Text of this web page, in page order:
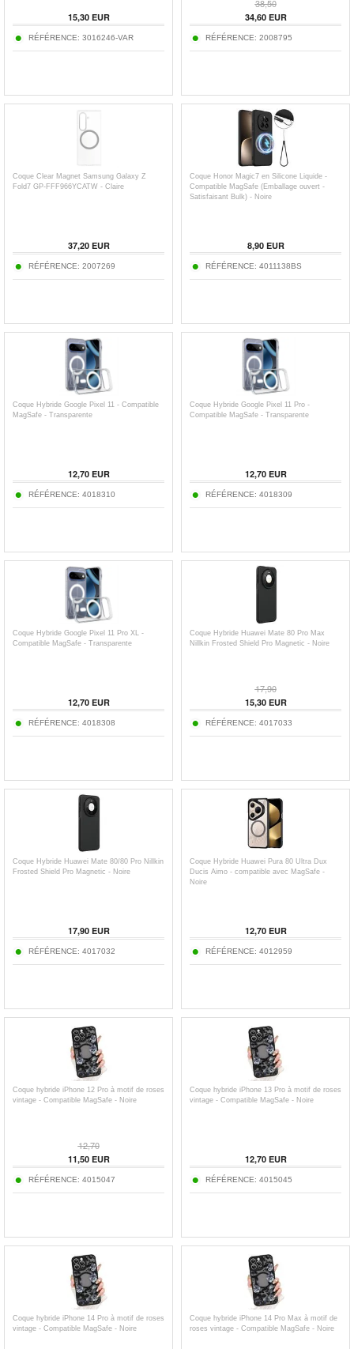
15,30EUR
RÉFÉRENCE: 3016246-VAR
38,50
34,60EUR
RÉFÉRENCE: 2008795
Coque Clear Magnet Samsung Galaxy Z
Fold7 GP-FFF966YCATW - Claire
37,20EUR
RÉFÉRENCE: 2007269
Coque Honor Magic7 en Silicone Liquide -
Compatible MagSafe (Emballage ouvert -
Satisfaisant Bulk) - Noire
8,90EUR
RÉFÉRENCE: 4011138BS
Coque Hybride Google Pixel 11 - Compatible
MagSafe - Transparente
12,70EUR
RÉFÉRENCE: 4018310
Coque Hybride Google Pixel 11 Pro -
Compatible MagSafe - Transparente
12,70EUR
RÉFÉRENCE: 4018309
Coque Hybride Google Pixel 11 Pro XL -
Compatible MagSafe - Transparente
12,70EUR
RÉFÉRENCE: 4018308
Coque Hybride Huawei Mate 80 Pro Max
Nillkin Frosted Shield Pro Magnetic - Noire
17,90
15,30EUR
RÉFÉRENCE: 4017033
Coque Hybride Huawei Mate 80/80 Pro Nillkin
Frosted Shield Pro Magnetic - Noire
17,90EUR
RÉFÉRENCE: 4017032
Coque Hybride Huawei Pura 80 Ultra Dux
Ducis Aimo - compatible avec MagSafe -
Noire
12,70EUR
RÉFÉRENCE: 4012959
Coque hybride iPhone 12 Pro à motif de roses
vintage - Compatible MagSafe - Noire
12,70
11,50EUR
RÉFÉRENCE: 4015047
Coque hybride iPhone 13 Pro à motif de roses
vintage - Compatible MagSafe - Noire
12,70EUR
RÉFÉRENCE: 4015045
Coque hybride iPhone 14 Pro à motif de roses
vintage - Compatible MagSafe - Noire
Coque hybride iPhone 14 Pro Max à motif de
roses vintage - Compatible MagSafe - Noire